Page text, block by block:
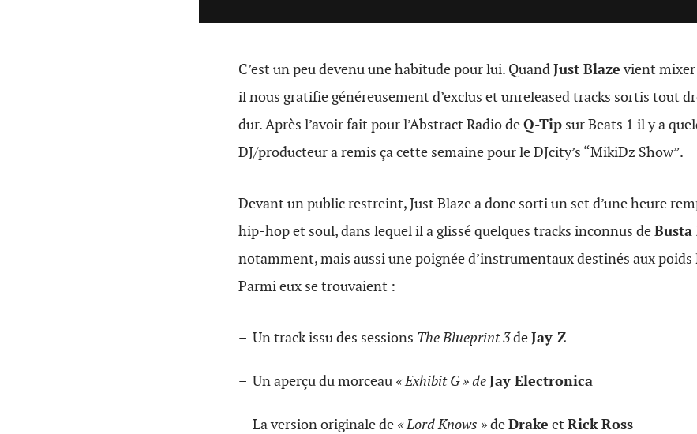
C’est un peu devenu une habitude pour lui. QuandJust Blazevient mixer
il nous gratifie généreusement d’exclus et unreleased tracks sortis tout
dur. Après l’avoir fait pour l’Abstract Radio deQ-Tip sur Beats 1 il y a
DJ/producteur a remis ça cette semaine pour le DJcity’s “MikiDz Show”.
Devant un public restreint, Just Blaze a donc sorti un set d’une heure
hip-hop et soul, dans lequel il a glissé quelques tracks inconnus deBusta
notamment, mais aussi une poignée d’instrumentaux destinés aux poids
Parmi eux se trouvaient :
– Un track issu des sessions The Blueprint 3deJay-Z
– Un aperçu du morceau « Exhibit G » deJay Electronica
– La version originale de « Lord Knows »deDrake et Rick Ross